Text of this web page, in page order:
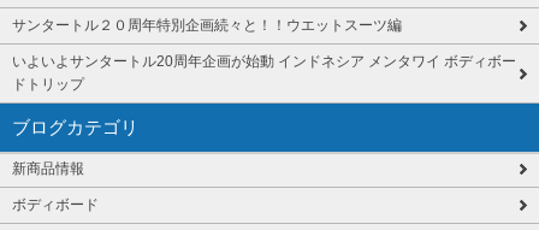
サンタートル２０周年特別企画続々と！！ウエットスーツ編
いよいよサンタートル20周年企画が始動 インドネシア メンタワイ ボディボー
ドトリップ
ブログカテゴリ
新商品情報
ボディボード